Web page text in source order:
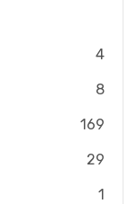
4
8
169
29
1